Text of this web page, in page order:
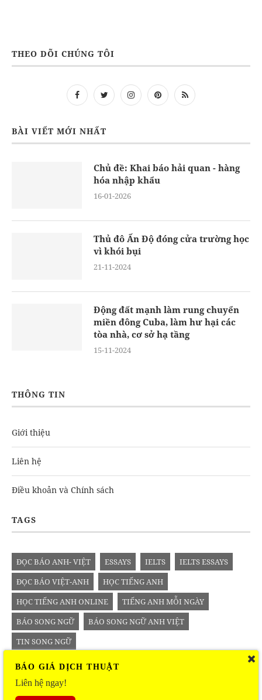
THEO DÕI CHÚNG TÔI
BÀI VIẾT MỚI NHẤT
Chủ đề: Khai báo hải quan - hàng
hóa nhập khẩu
16-01-2026
Thủ đô Ấn Độ đóng cửa trường học
vì khói bụi
21-11-2024
Động đất mạnh làm rung chuyển
miền đông Cuba, làm hư hại các
tòa nhà, cơ sở hạ tầng
15-11-2024
THÔNG TIN
Giới thiệu
Liên hệ
Điều khoản và Chính sách
TAGS
ĐỌC BÁO ANH- VIỆT ESSAYS IELTS
IELTS ESSAYS
ĐỌC BÁO VIỆT-ANH
HỌC TIẾNG ANH
HỌC TIẾNG ANH ONLINE
TIẾNG ANH MỖI NGÀY
BÁO SONG NGỮ
BÁO SONG NGỮ ANH VIỆT
TIN SONG NGỮ
BÁO GIÁ DỊCH THUẬT
Liên hệ ngay!